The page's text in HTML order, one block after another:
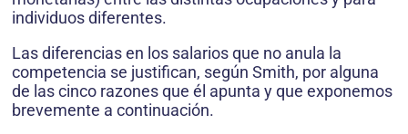
individuos diferentes.
Las diferencias en los salarios que no anula la
competencia se justifican, según Smith, por alguna
de las cinco razones que él apunta y que exponemos
brevemente a continuación.